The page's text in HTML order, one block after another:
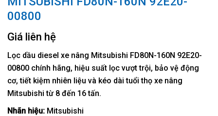
00800
Giá liên hệ
Lọc dầu diesel xe nâng Mitsubishi FD80N-160N 92E20-
00800 chính hãng, hiệu suất lọc vượt trội, bảo vệ động
cơ, tiết kiệm nhiên liệu và kéo dài tuổi thọ xe nâng
Mitsubishi từ 8 đến 16 tấn.
Nhãn hiệu: Mitsubishi